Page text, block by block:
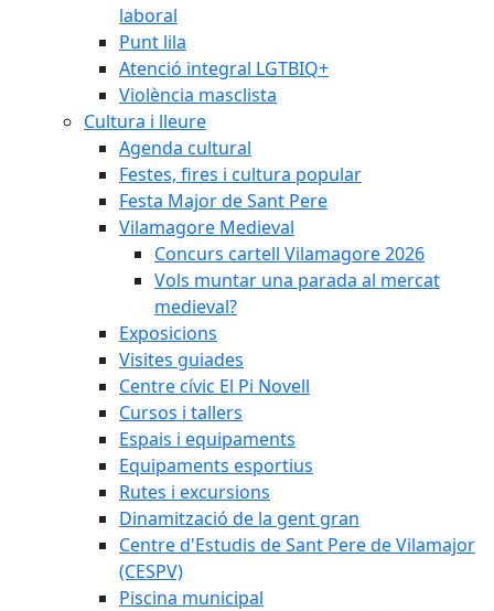
laboral
Punt lila
Atenció integral LGTBIQ+
Violència masclista
Cultura i lleure
Agenda cultural
Festes, fires i cultura popular
Festa Major de Sant Pere
Vilamagore Medieval
Concurs cartell Vilamagore 2026
Vols muntar una parada al mercat
medieval?
Exposicions
Visites guiades
Centre cívic El Pi Novell
Cursos i tallers
Espais i equipaments
Equipaments esportius
Rutes i excursions
Dinamització de la gent gran
Centre d'Estudis de Sant Pere de Vilamajor
(CESPV)
Piscina municipal